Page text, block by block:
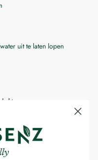
uit te laten lopen